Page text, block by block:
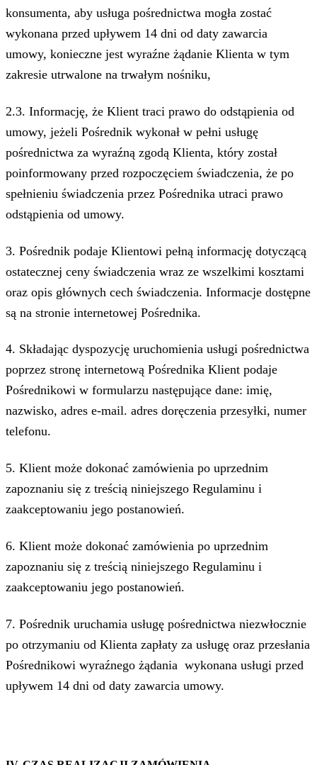
konsumenta, aby usługa pośrednictwa mogła zostać
wykonana przed upływem 14 dni od daty zawarcia
umowy, konieczne jest wyraźne żądanie Klienta w tym
zakresie utrwalone na trwałym nośniku,
2.3. Informację, że Klient traci prawo do odstąpienia od
umowy, jeżeli Pośrednik wykonał w pełni usługę
pośrednictwa za wyraźną zgodą Klienta, który został
poinformowany przed rozpoczęciem świadczenia, że po
spełnieniu świadczenia przez Pośrednika utraci prawo
odstąpienia od umowy.
3. Pośrednik podaje Klientowi pełną informację dotyczącą
ostatecznej ceny świadczenia wraz ze wszelkimi kosztami
oraz opis głównych cech świadczenia. Informacje dostępne
są na stronie internetowej Pośrednika.
4. Składając dyspozycję uruchomienia usługi pośrednictwa
poprzez stronę internetową Pośrednika Klient podaje
Pośrednikowi w formularzu następujące dane: imię,
nazwisko, adres e-mail. adres doręczenia przesyłki, numer
telefonu.
5. Klient może dokonać zamówienia po uprzednim
zapoznaniu się z treścią niniejszego Regulaminu i
zaakceptowaniu jego postanowień.
6. Klient może dokonać zamówienia po uprzednim
zapoznaniu się z treścią niniejszego Regulaminu i
zaakceptowaniu jego postanowień.
7. Pośrednik uruchamia usługę pośrednictwa niezwłocznie
po otrzymaniu od Klienta zapłaty za usługę oraz przesłania
Pośrednikowi wyraźnego żądania wykonana usługi przed
upływem 14 dni od daty zawarcia umowy.